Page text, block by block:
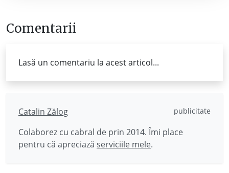
Comentarii
Lasă un comentariu la acest articol...
Catalin Zălog publicitate
Colaborez cu cabral de prin 2014. Îmi place
pentru că apreciază serviciile mele.